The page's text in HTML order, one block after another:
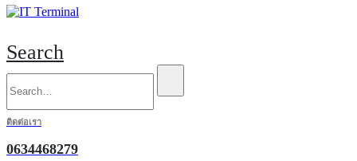
Search
ติดต่อเรา
0634468279